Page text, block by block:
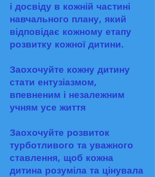
і досвіду в кожній частині
навчального плану, який
відповідає кожному етапу
розвитку кожної дитини.
Заохочуйте кожну дитину
стати ентузіазмом,
впевненим і незалежним
учням усе життя
Заохочуйте розвиток
турботливого та уважного
ставлення, щоб кожна
дитина розуміла та цінувала